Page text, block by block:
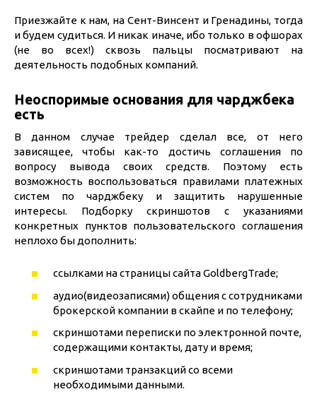
Приезжайте к нам, на Сент-Винсент и Гренадины, тогда
и будем судиться. И никак иначе, ибо только в офшорах
(не во всех!) сквозь пальцы посматривают на
деятельность подобных компаний.
Неоспоримые основания для чарджбека
есть
В данном случае трейдер сделал все, от него
зависящее, чтобы как-то достичь соглашения по
вопросу вывода своих средств. Поэтому есть
возможность воспользоваться правилами платежных
систем по чарджбеку и защитить нарушенные
интересы. Подборку скриншотов с указаниями
конкретных пунктов пользовательского соглашения
неплохо бы дополнить:
ссылками на страницы сайта GoldbergTrade;
аудио(видеозаписями) общения с сотрудниками
брокерской компании в скайпе и по телефону;
скриншотами переписки по электронной почте,
содержащими контакты, дату и время;
скриншотами транзакций со всеми
необходимыми данными.